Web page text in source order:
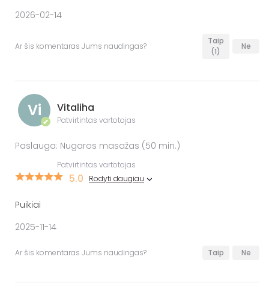
2026-02-14
Ar šis komentaras Jums naudingas?
Taip
(1)
Ne
Vi
✔
Vitaliha
Patvirtintas vartotojas
Paslauga: Nugaros masažas (50 min.)
Patvirtintas vartotojas
5.0 Rodyti daugiau
Puikiai
2025-11-14
Ar šis komentaras Jums naudingas? Taip Ne